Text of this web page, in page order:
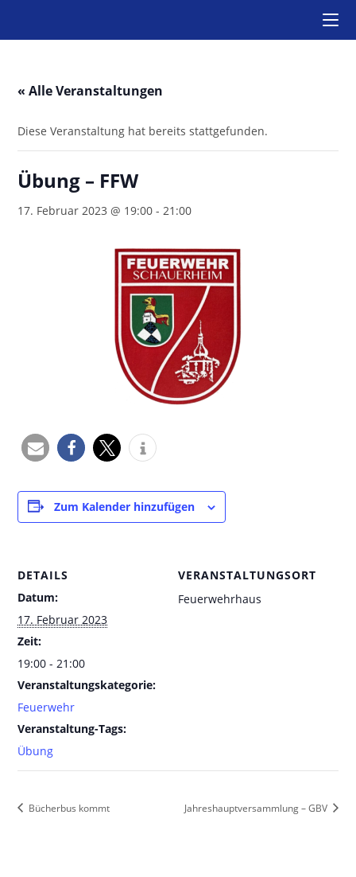
« Alle Veranstaltungen
Diese Veranstaltung hat bereits stattgefunden.
Übung – FFW
17. Februar 2023 @ 19:00 -21:00
Zum Kalender hinzufügen
DETAILS
Datum:
17. Februar 2023
Zeit:
19:00 - 21:00
Veranstaltungskategorie:
Feuerwehr
Veranstaltung-Tags:
Übung
VERANSTALTUNGSORT
Feuerwehrhaus
Bücherbus kommt Jahreshauptversammlung – GBV